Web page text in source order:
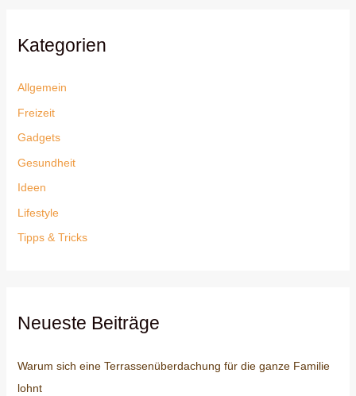
Kategorien
Allgemein
Freizeit
Gadgets
Gesundheit
Ideen
Lifestyle
Tipps & Tricks
Neueste Beiträge
Warum sich eine Terrassenüberdachung für die ganze Familie
lohnt